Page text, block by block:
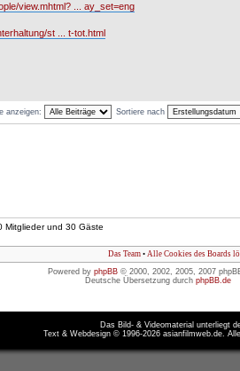
view.mhtml? ... ay_set=eng
st ... t-tot.html
anzeigen: Sortiere nach
Mitglieder und 30 Gäste
Das Team • Alle Cookies des Boards
Powered by phpBB © 2000, 2002, 2005, 2007
Deutsche Übersetzung durch phpBB.de
Das Bild- & Videomaterial unterliegt
Text & Webdesign © 1996-2026 asianfilmweb.de.